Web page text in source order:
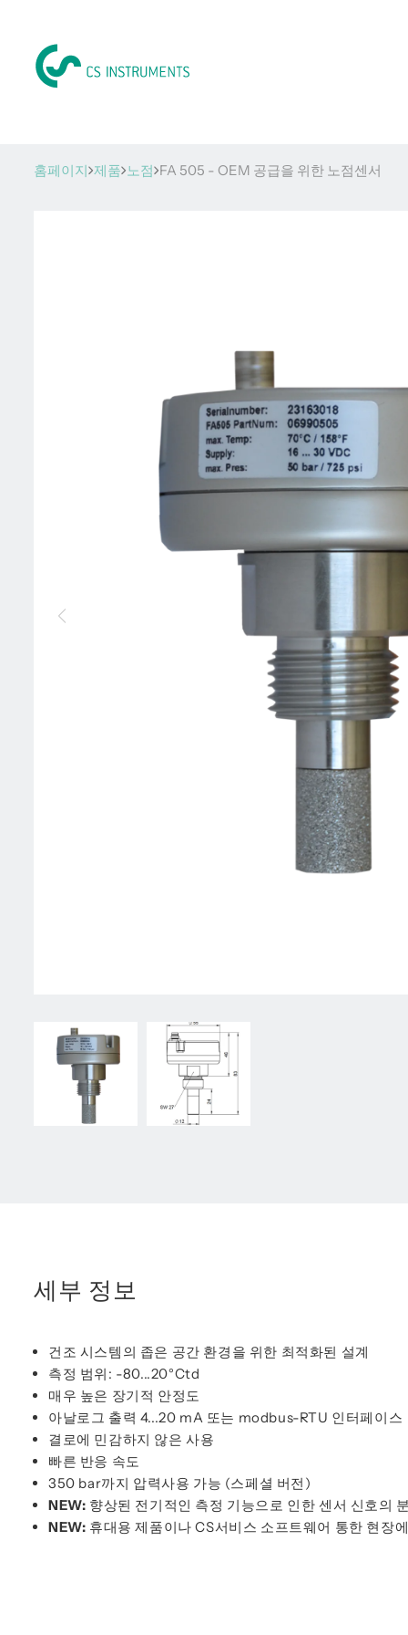
홈페이지 제품 노점 FA 505 - OEM 공급을 위한 노점센서
세부 정보
건조 시스템의 좁은 공간 환경을 위한 최적화된 설계
측정 범위: -80...20°Ctd
매우 높은 장기적 안정도
아날로그 출력 4...20 mA 또는 modbus-RTU 인터페이스
결로에 민감하지 않은 사용
빠른 반응 속도
350 bar까지 압력사용 가능 (스페셜 버전)
NEW: 향상된 전기적인 측정 기능으로 인한 센서 신호의
NEW: 휴대용 제품이나 CS서비스 소프트웨어 통한 현장